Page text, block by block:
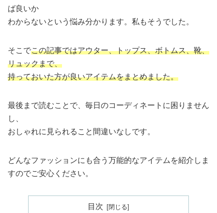
ば良いか
わからないという悩み分かります。私もそうでした。
そこでこの記事ではアウター、トップス、ボトムス、靴、
リュックまで、
持っておいた方が良いアイテムをまとめました。
最後まで読むことで、毎日のコーディネートに困りません
し、
おしゃれに見られること間違いなしです。
どんなファッションにも合う万能的なアイテムを紹介しま
すのでご安心ください。
目次